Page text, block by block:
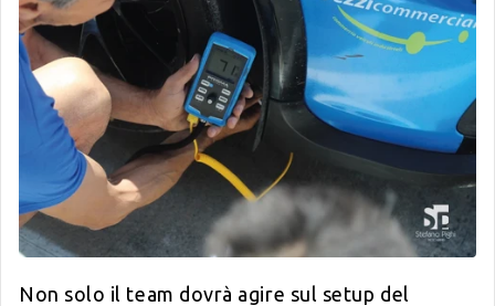
Non solo il team dovrà agire sul setup del